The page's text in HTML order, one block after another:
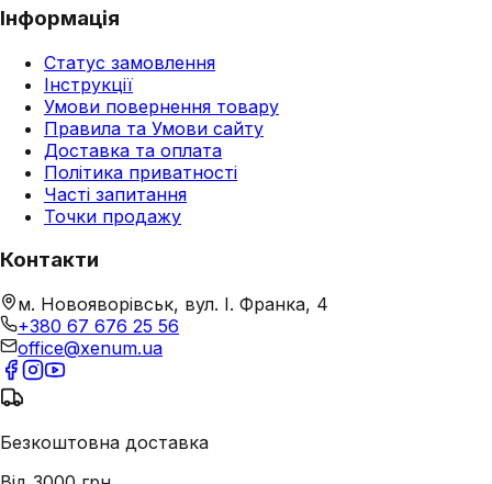
Інформація
Статус замовлення
Інструкції
Умови повернення товару
Правила та Умови сайту
Доставка та оплата
Політика приватності
Часті запитання
Точки продажу
Контакти
м. Новояворівськ, вул. І. Франка, 4
+380 67 676 25 56
office@xenum.ua
Безкоштовна доставка